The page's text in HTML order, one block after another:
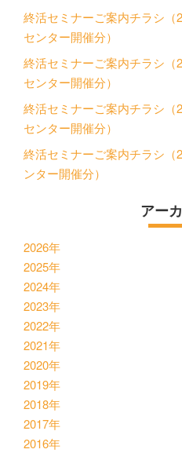
終活セミナーご案内チラシ
センター開催分）
終活セミナーご案内チラシ
センター開催分）
終活セミナーご案内チラシ
センター開催分）
終活セミナーご案内チラシ
ンター開催分）
アー
2026年
2025年
2024年
2023年
2022年
2021年
2020年
2019年
2018年
2017年
2016年